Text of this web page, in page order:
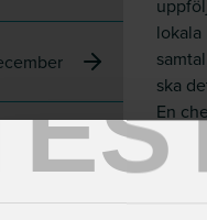
och
lokala
ska
En
det